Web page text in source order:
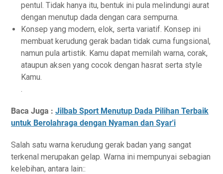
pentul. Tidak hanya itu, bentuk ini pula melindungi aurat
dengan menutup dada dengan cara sempurna.
Konsep yang modern, elok, serta variatif. Konsep ini
membuat kerudung gerak badan tidak cuma fungsional,
namun pula artistik. Kamu dapat memilah warna, corak,
ataupun aksen yang cocok dengan hasrat serta style
Kamu.
.
Baca Juga : Jilbab Sport Menutup Dada Pilihan Terbaik
untuk Berolahraga dengan Nyaman dan Syar'i
Salah satu warna kerudung gerak badan yang sangat
terkenal merupakan gelap. Warna ini mempunyai sebagian
kelebihan, antara lain::